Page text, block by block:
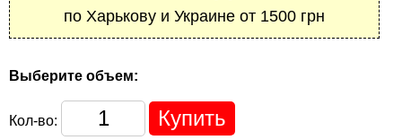
по Харькову и Украине от 1500 грн
Выберите объем:
Кол-во: